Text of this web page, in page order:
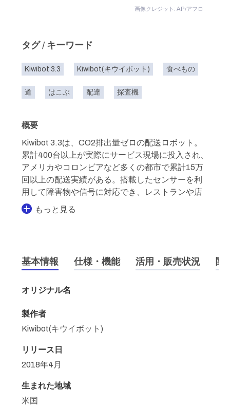
画像クレジット: AP/アフロ
タグ / キーワード
Kiwibot 3.3 Kiwibot(キウイボット) 食べもの
道 はこぶ 配達 探査機
概要
Kiwibot 3.3は、CO2排出量ゼロの配送ロボット。
累計400台以上が実際にサービス現場に投入され、
アメリカやコロンビアなど多くの都市で累計15万
回以上の配送実績がある。搭載したセンサーを利
用して障害物や信号に対応でき、レストランや店
もっと見る
基本情報 仕様・機能 活用・販売状況 関
オリジナル名
製作者
Kiwibot(キウイボット)
リリース日
2018年4月
生まれた地域
米国